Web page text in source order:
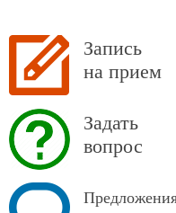
Запись
на прием
Задать
вопрос